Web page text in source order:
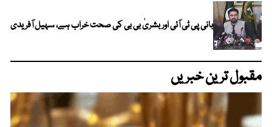
بانی پی ٹی آئی اور بشریٰ بی بی کی صحت خراب ہے، سہیل آفریدی
مقبول ترین خبریں